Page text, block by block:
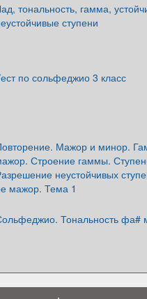
тональность, гамма,
ступени
по сольфеджио 3 класс
Мажор и минор.
Строение гаммы.
неустойчивых
мажор. Тема 1
Тональность фа#